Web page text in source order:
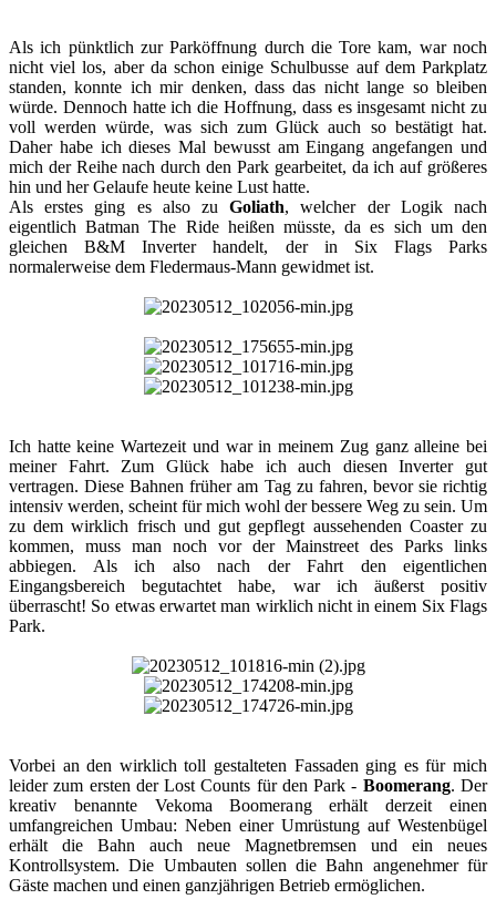
Als ich pünktlich zur Parköffnung durch die Tore kam, war noch
nicht viel los, aber da schon einige Schulbusse auf dem Parkplatz
standen, konnte ich mir denken, dass das nicht lange so bleiben
würde. Dennoch hatte ich die Hoffnung, dass es insgesamt nicht zu
voll werden würde, was sich zum Glück auch so bestätigt hat.
Daher habe ich dieses Mal bewusst am Eingang angefangen und
mich der Reihe nach durch den Park gearbeitet, da ich auf größeres
hin und her Gelaufe heute keine Lust hatte.
Als erstes ging es also zuGoliath, welcher der Logik nach
eigentlich Batman The Ride heißen müsste, da es sich um den
gleichen B&M Inverter handelt, der in Six Flags Parks
normalerweise dem Fledermaus-Mann gewidmet ist.​
Ich hatte keine Wartezeit und war in meinem Zug ganz alleine bei
meiner Fahrt. Zum Glück habe ich auch diesen Inverter gut
vertragen. Diese Bahnen früher am Tag zu fahren, bevor sie richtig
intensiv werden, scheint für mich wohl der bessere Weg zu sein. Um
zu dem wirklich frisch und gut gepflegt aussehenden Coaster zu
kommen, muss man noch vor der Mainstreet des Parks links
abbiegen. Als ich also nach der Fahrt den eigentlichen
Eingangsbereich begutachtet habe, war ich äußerst positiv
überrascht! So etwas erwartet man wirklich nicht in einem Six Flags
Park.​
Vorbei an den wirklich toll gestalteten Fassaden ging es für mich
leider zum ersten der Lost Counts für den Park - Boomerang. Der
kreativ benannte Vekoma Boomerang erhält derzeit einen
umfangreichen Umbau: Neben einer Umrüstung auf Westenbügel
erhält die Bahn auch neue Magnetbremsen und ein neues
Kontrollsystem. Die Umbauten sollen die Bahn angenehmer für
Gäste machen und einen ganzjährigen Betrieb ermöglichen.